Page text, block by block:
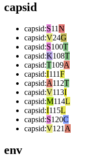
capsid
capsid:S11N
capsid:V24G
capsid:S100T
capsid:K108T
capsid:T109A
capsid:I111F
capsid:A112T
capsid:V113I
capsid:M114L
capsid:I115L
capsid:S120C
capsid:V121 A
env